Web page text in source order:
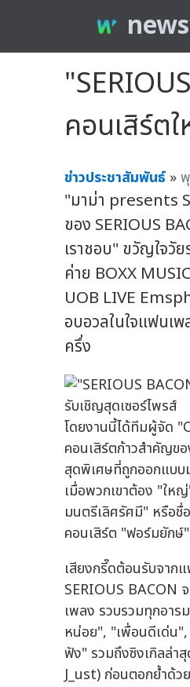
คอนเสิร์ต
ข่าวประชาสัมพันธ์ »
"มาม่า presents
ของ SERIOUS
เราชอบ" ขวัญใจวั
ค่าย BOXX
UOB LIVE
อบอวลในใจแฟนเ
ครึ่ง
โดยงานนี้ได้ทีมผู้จัด
คอนเสิร์ตก้าวสำคัญข
สุดพิเศษที่ถูกออกแบบ
เมื่อพวกเขาต้อง "ใ
มนตรีเลิศรัศมี" หรือ
คอนเสิร์ต "ฟอร์มยัก
เสียงกรี๊ดต้อนรับจาก
SERIOUS BACON
เพลง รวบรวมทุกอา
หน่อย", "เพื่อนดีเด่น",
ฟัง" รวมถึงซิงเกิลล่า
J_ust) ก่อนตอกย้ำด้ว